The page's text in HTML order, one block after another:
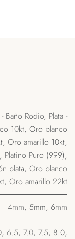
- Baño Rodio, Plata -
10kt, Oro blanco
, Oro amarillo 10kt,
, Platino Puro (999),
plata, Oro blanco
, Oro amarillo 22kt
4mm, 5mm, 6mm
, 6.5, 7.0, 7.5, 8.0,